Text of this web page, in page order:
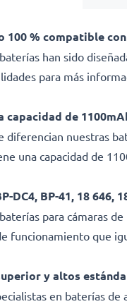
100 % compatible
han sido
para más
capacidad de
diferencian nuestras
una capacidad de
DC4, BP-41, 18 646,
para cámaras
funcionamiento que
y altos
en baterías